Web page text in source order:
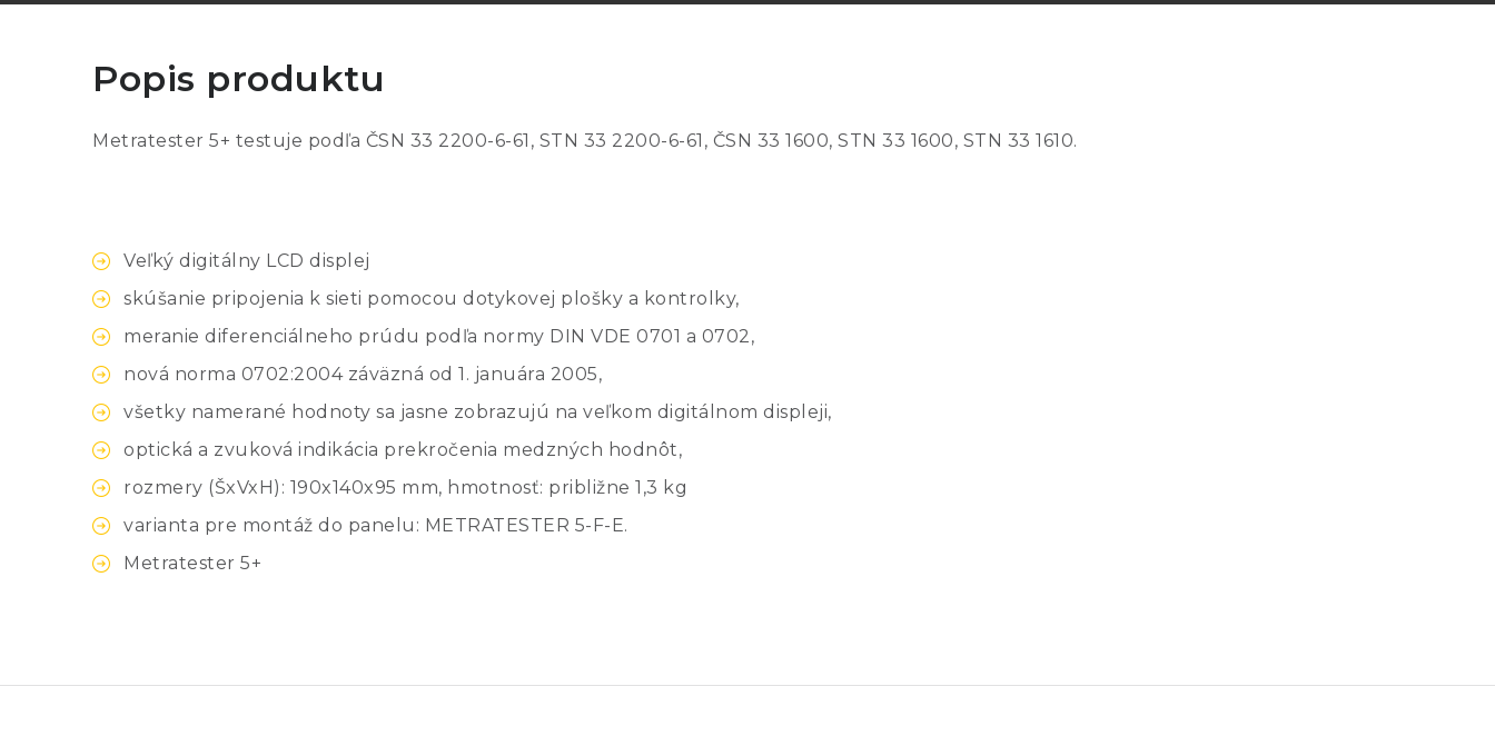
Popis produktu
Metratester 5+ testuje podľa ČSN 33 2200-6-61, STN 33 2200-6-61, ČSN 33 1600, STN 33 1600, STN 33 1610.
Veľký digitálny LCD displej
skúšanie pripojenia k sieti pomocou dotykovej plošky a kontrolky,
meranie diferenciálneho prúdu podľa normy DIN VDE 0701 a 0702,
nová norma 0702:2004 záväzná od 1. januára 2005,
všetky namerané hodnoty sa jasne zobrazujú na veľkom digitálnom displeji,
optická a zvuková indikácia prekročenia medzných hodnôt,
rozmery (ŠxVxH): 190x140x95 mm, hmotnosť: približne 1,3 kg
varianta pre montáž do panelu: METRATESTER 5-F-E.
Metratester 5+